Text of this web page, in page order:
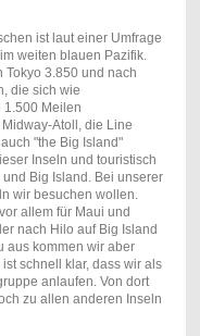
ist laut einer Umfrage
weiten blauen Pazifik.
Tokyo 3.850 und nach
die sich wie
Meilen
Atoll, die Line
"the Big Island"
Inseln und touristisch
Big Island. Bei unserer
wir besuchen wollen.
allem für Maui und
nach Hilo auf Big Island
aus kommen wir aber
schnell klar, dass wir als
anlaufen. Von dort
zu allen anderen Inseln